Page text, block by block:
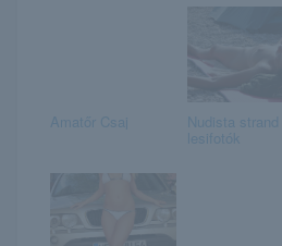
Amatőr Csaj Nudista strand –
lesifotók